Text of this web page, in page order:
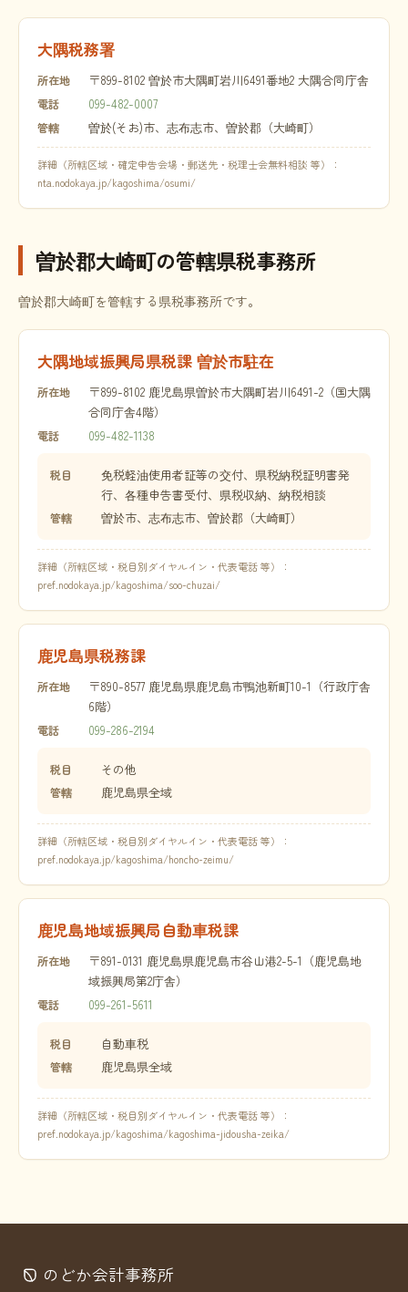
大隅税務署
所在地 〒899-8102 曽於市大隅町岩川6491番地2 大隅合同庁舎
電話 099-482-0007
管轄 曽於(そお)市、志布志市、曽於郡（大崎町）
詳細（所轄区域・確定申告会場・郵送先・税理士会無料相談 等）：
nta.nodokaya.jp/kagoshima/osumi/
曽於郡大崎町の管轄県税事務所
曽於郡大崎町を管轄する県税事務所です。
大隅地域振興局県税課 曽於市駐在
所在地
〒899-8102 鹿児島県曽於市大隅町岩川6491-2（国大隅
合同庁舎4階）
電話 099-482-1138
税目
免税軽油使用者証等の交付、県税納税証明書発
行、各種申告書受付、県税収納、納税相談
管轄 曽於市、志布志市、曽於郡（大崎町）
詳細（所轄区域・税目別ダイヤルイン・代表電話 等）：
pref.nodokaya.jp/kagoshima/soo-chuzai/
鹿児島県税務課
所在地
〒890-8577 鹿児島県鹿児島市鴨池新町10-1（行政庁舎
6階）
電話 099-286-2194
税目 その他
管轄 鹿児島県全域
詳細（所轄区域・税目別ダイヤルイン・代表電話 等）：
pref.nodokaya.jp/kagoshima/honcho-zeimu/
鹿児島地域振興局自動車税課
所在地
〒891-0131 鹿児島県鹿児島市谷山港2-5-1（鹿児島地
域振興局第2庁舎）
電話 099-261-5611
税目 自動車税
管轄 鹿児島県全域
詳細（所轄区域・税目別ダイヤルイン・代表電話 等）：
pref.nodokaya.jp/kagoshima/kagoshima-jidousha-zeika/
のどか会計事務所